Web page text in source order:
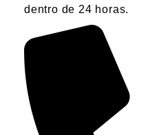
dentro de 24 horas.